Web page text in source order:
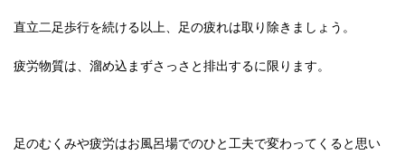
直立二足歩行を続ける以上、足の疲れは取り除きましょう。
疲労物質は、溜め込まずさっさと排出するに限ります。
足のむくみや疲労はお風呂場でのひと工夫で変わってくると思い